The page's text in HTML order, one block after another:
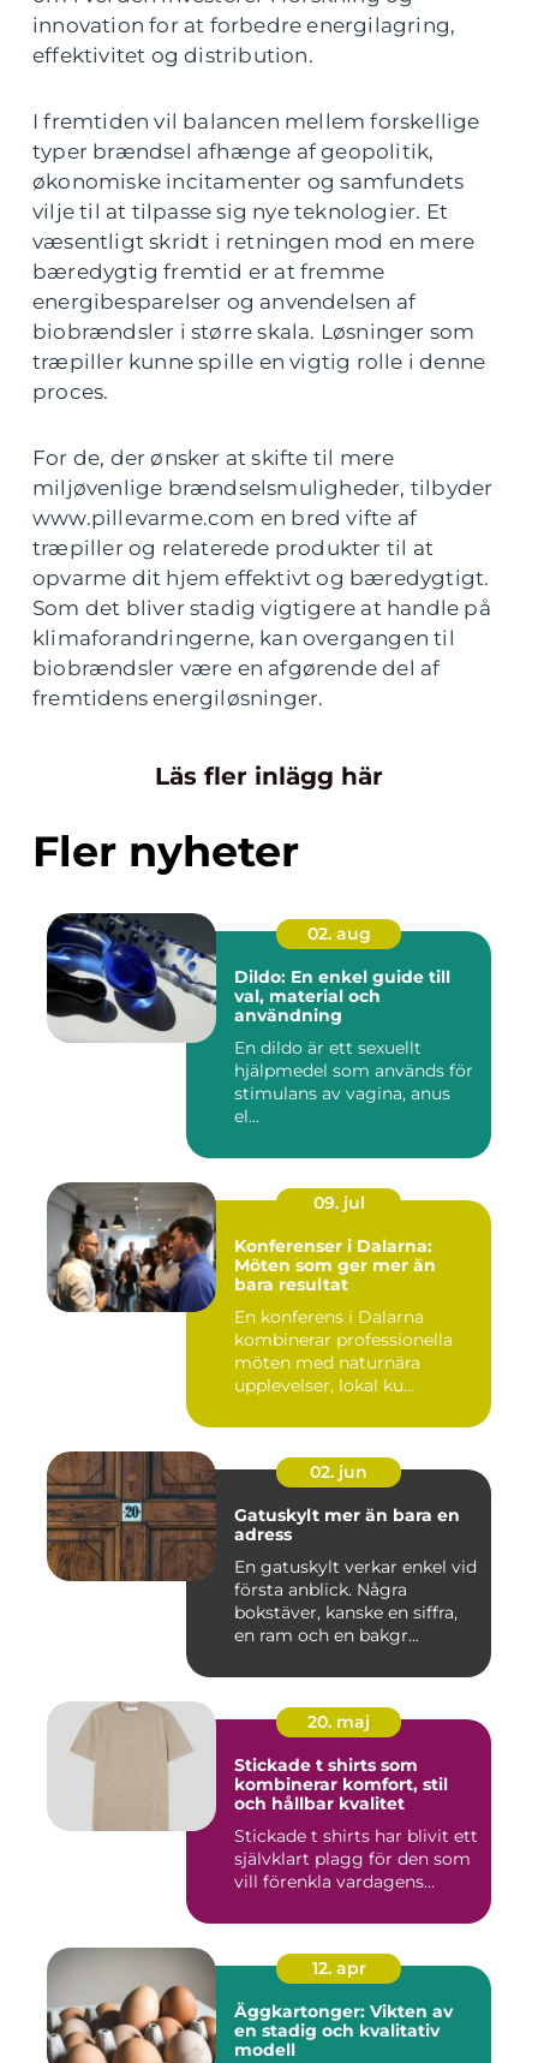
innovation for at forbedre energilagring,
effektivitet og distribution.
I fremtiden vil balancen mellem forskellige
typer brændsel afhænge af geopolitik,
økonomiske incitamenter og samfundets
vilje til at tilpasse sig nye teknologier. Et
væsentligt skridt i retningen mod en mere
bæredygtig fremtid er at fremme
energibesparelser og anvendelsen af
biobrændsler i større skala. Løsninger som
træpiller kunne spille en vigtig rolle i denne
proces.
For de, der ønsker at skifte til mere
miljøvenlige brændselsmuligheder, tilbyder
www.pillevarme.com en bred vifte af
træpiller og relaterede produkter til at
opvarme dit hjem effektivt og bæredygtigt.
Som det bliver stadig vigtigere at handle på
klimaforandringerne, kan overgangen til
biobrændsler være en afgørende del af
fremtidens energiløsninger.
Läs fler inlägg här
Fler nyheter
02. aug
Dildo: En enkel guide till
val, material och
användning
En dildo är ett sexuellt
hjälpmedel som används för
stimulans av vagina, anus
el...
09. jul
Konferenser i Dalarna:
Möten som ger mer än
bara resultat
En konferens i Dalarna
kombinerar professionella
möten med naturnära
upplevelser, lokal ku...
02. jun
Gatuskylt mer än bara en
adress
En gatuskylt verkar enkel vid
första anblick. Några
bokstäver, kanske en siffra,
en ram och en bakgr...
20. maj
Stickade t shirts som
kombinerar komfort, stil
och hållbar kvalitet
Stickade t shirts har blivit ett
självklart plagg för den som
vill förenkla vardagens...
12. apr
Äggkartonger: Vikten av
en stadig och kvalitativ
modell